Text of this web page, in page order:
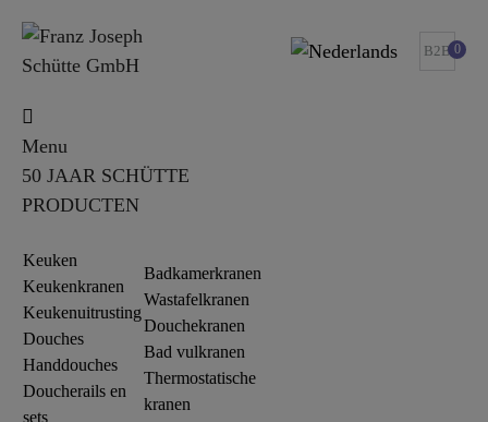
B2B 0
Menu
50 JAAR SCHÜTTE
PRODUCTEN
Keuken
Keukenkranen
Keukenuitrusting
Douches
Handdouches
Doucherails en
sets
Badkamerkranen
Wastafelkranen
Douchekranen
Bad vulkranen
Thermostatische
kranen